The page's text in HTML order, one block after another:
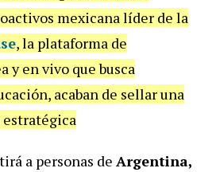
mexicana líder de la
, la plataforma de
y en vivo que busca
acaban de sellar una
a personas de Argentina,